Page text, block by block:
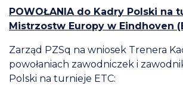
POWOŁANIA do Kadry Polski na
Mistrzostw Europy w Eindhoven
Zarząd PZSq na wniosek Trenera
powołaniach zawodniczek i
Polski na turnieje ETC: